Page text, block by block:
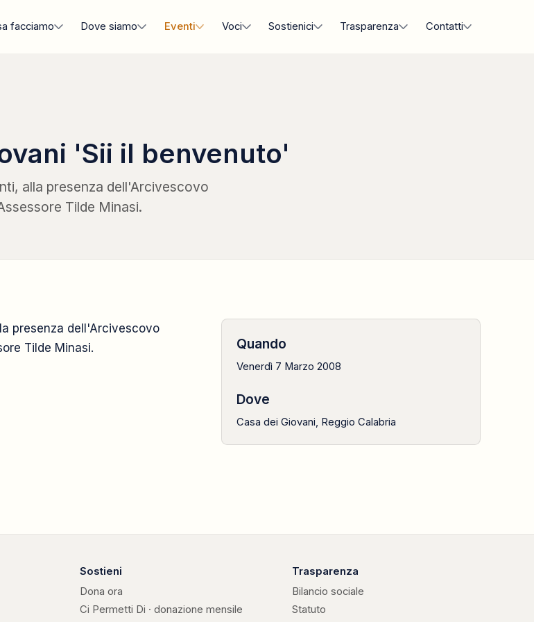
facciamo Dove siamo Eventi Voci Sostienici Trasparenza Contatti
'Sii il benvenuto'
alla presenza dell'Arcivescovo
Tilde Minasi.
presenza dell'Arcivescovo
Tilde Minasi.
Quando
Venerdì 7 Marzo 2008
Dove
Casa dei Giovani, Reggio Calabria
Sostieni
Dona ora
Ci Permetti Di · donazione mensile
Trasparenza
Bilancio sociale
Statuto